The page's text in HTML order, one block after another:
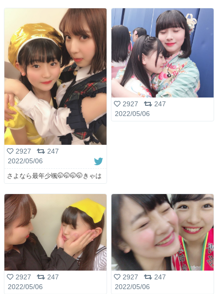
2927
247
2022/05/06
さよなら最年少颯🤭🤭🤭🤭きゃは
2927
247
2022/05/06
2927
247
2022/05/06
2927
247
2022/05/06